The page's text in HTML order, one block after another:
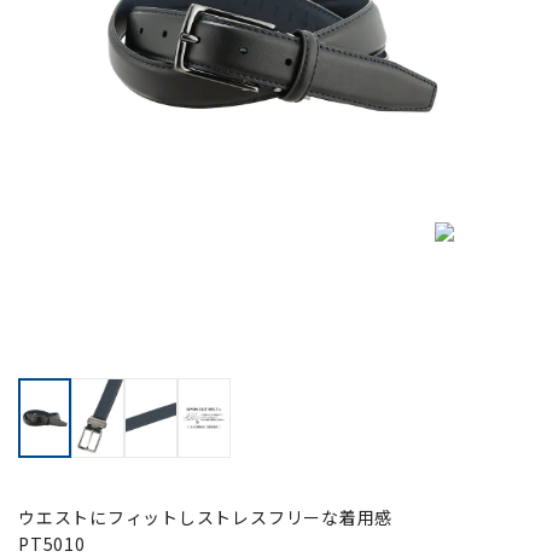
ウエストにフィットしストレスフリーな着用感
PT5010